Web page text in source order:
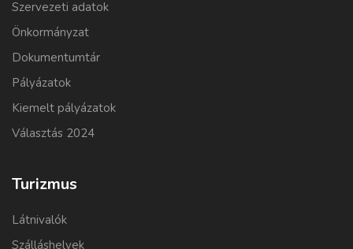
Szervezeti adatok
Önkormányzat
Dokumentumtár
Pályázatok
Kiemelt pályázatok
Választás 2024
Turizmus
Látnivalók
Szálláshelyek